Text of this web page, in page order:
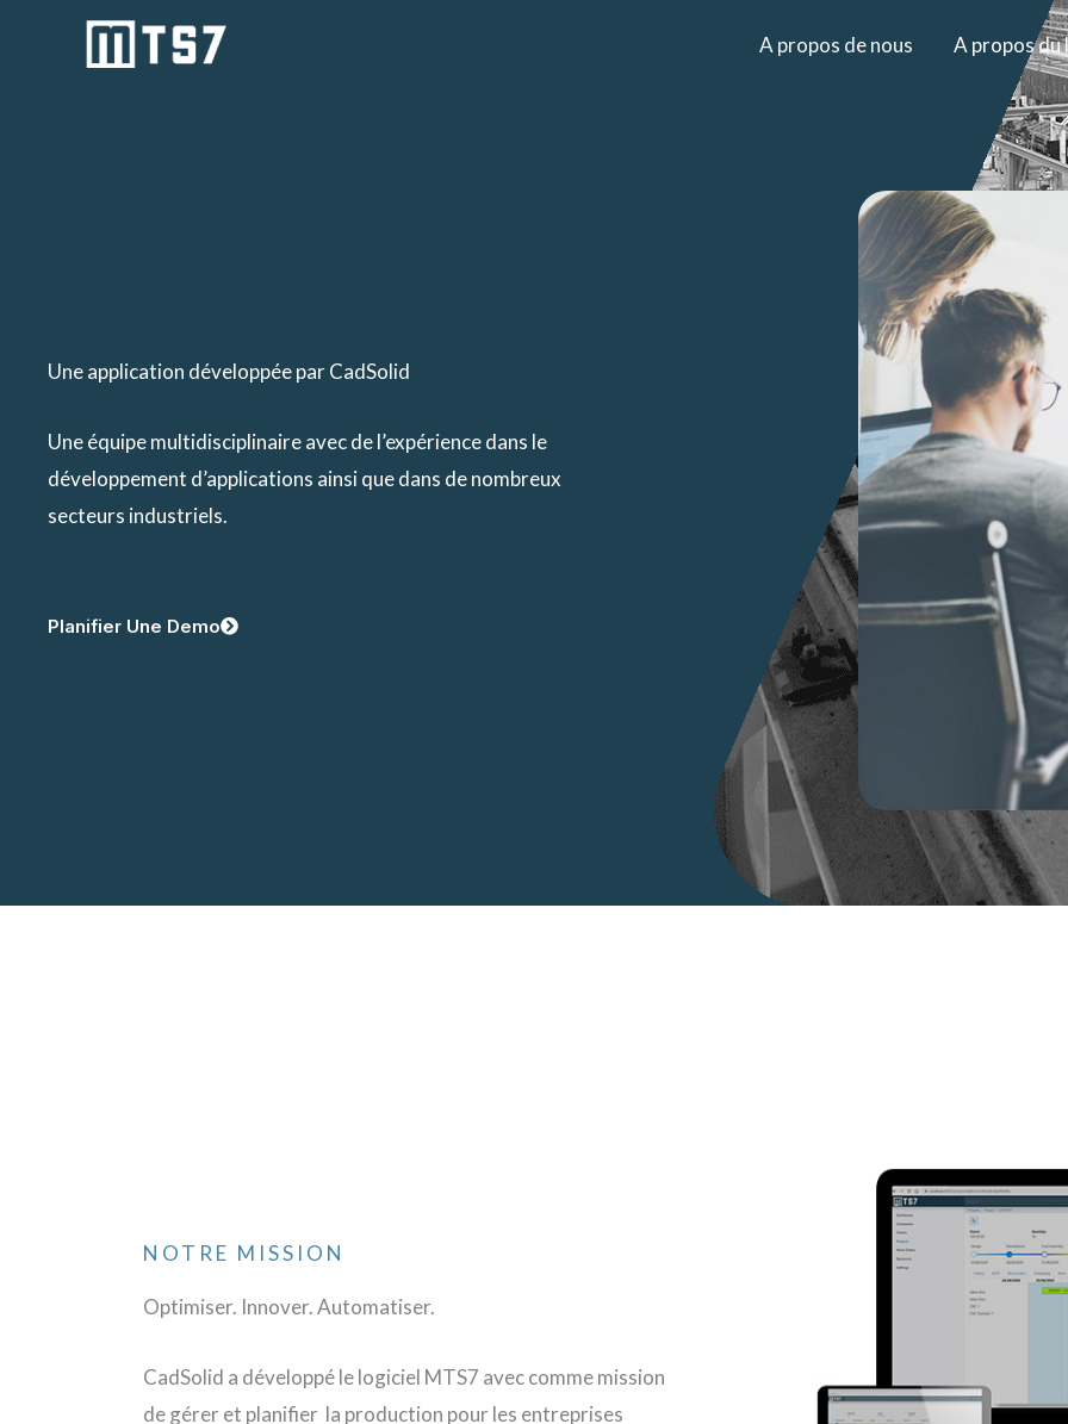
A propos de nous A propos du
Une application développée par CadSolid
Une équipe multidisciplinaire avec de l’expérience dans le
développement d’applications ainsi que dans de nombreux
secteurs industriels.
Planifier Une Demo
NOTRE MISSION
Optimiser. Innover. Automatiser.
CadSolid a développé le logiciel MTS7 avec comme mission
de gérer et planifier la production pour les entreprises